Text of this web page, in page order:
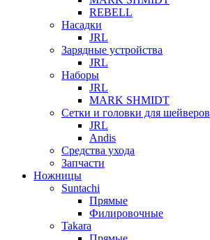
REBELL
Насадки
JRL
Зарядные устройства
JRL
Наборы
JRL
MARK SHMIDT
Сетки и головки для шейверов
JRL
Andis
Средства ухода
Запчасти
Ножницы
Suntachi
Прямые
Филировочные
Takara